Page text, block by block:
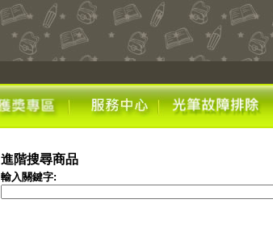
進階搜尋商品
輸入關鍵字: